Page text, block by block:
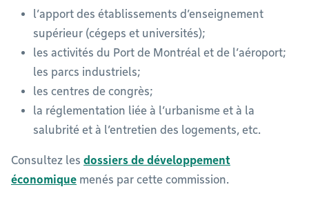
l’apport des établissements d’enseignement
supérieur (cégeps et universités);
les activités du Port de Montréal et de l’aéroport;
les parcs industriels;
les centres de congrès;
la réglementation liée à l’urbanisme et à la
salubrité et à l’entretien des logements, etc.
Consultez les dossiers de développement
économique menés par cette commission.